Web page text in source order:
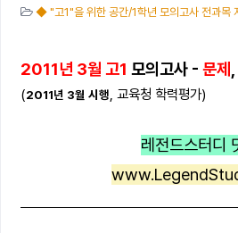
◆ "고1"을 위한 공간/1학년 모의고사 전과목
2011년 3월 고1 모의고사 - 문제
(2011년 3월 시행, 교육청 학력평가)
레전드스터디